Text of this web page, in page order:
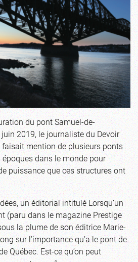
du pont Samuel-de-
2019, le journaliste du Devoir
mention de plusieurs ponts
dans le monde pour
puissance que ces structures ont
un éditorial intitulé Lorsqu’un
(paru dans le magazine Prestige
la plume de son éditrice Marie-
sur l’importance qu’a le pont de
Québec. Est-ce qu’on peut